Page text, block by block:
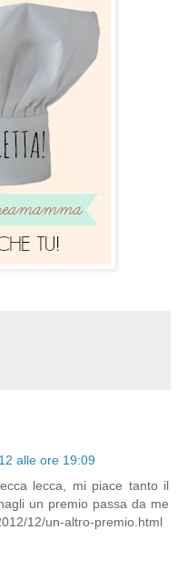
alle ore 19:09
lecca, mi piace tanto il
un premio passa da me
12/un-altro-premio.html